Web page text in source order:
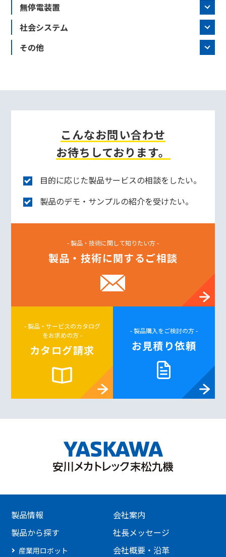
無停電装置
社会システム
その他
こんなお問い合わせ
お待ちしております。
目的に応じた製品サービスの相談をしたい。
製品のデモ・サンプルの紹介を受けたい。
- 製品・技術に関して知りたい方 -
製品・技術に関するご相談
- 製品・サービスのカタログ
をお求めの方 -
カタログ請求
- 製品購入をご検討の方 -
お見積り依頼
製品情報
製品から探す
産業用ロボット
会社案内
社長メッセージ
会社概要・沿革